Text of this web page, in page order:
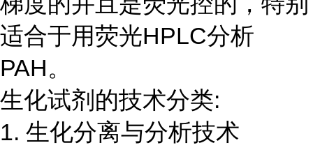
适合于用荧光HPLC分析
PAH。
生化试剂的技术分类:
1. 生化分离与分析技术